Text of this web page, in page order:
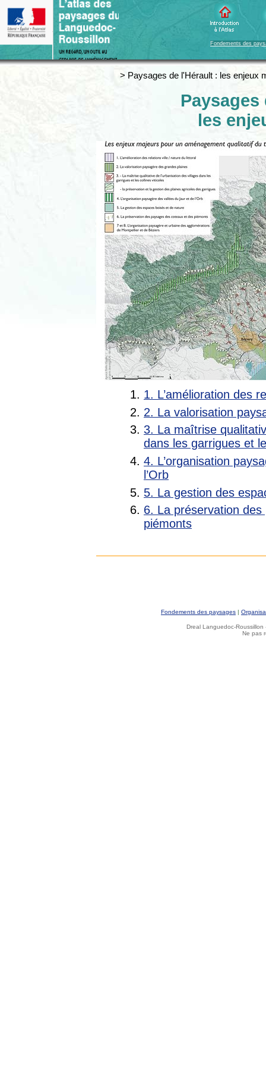
Fondements des
> Paysages de l'Hérault : les enjeux
les
1. L’amélioration des
2. La valorisation
3. La maîtrise
dans les garrigues et
4. L’organisation
l’Orb
5. La gestion des
6. La préservation
piémonts
Fondements des paysages |
Dreal Languedoc-Roussillon
Ne pas